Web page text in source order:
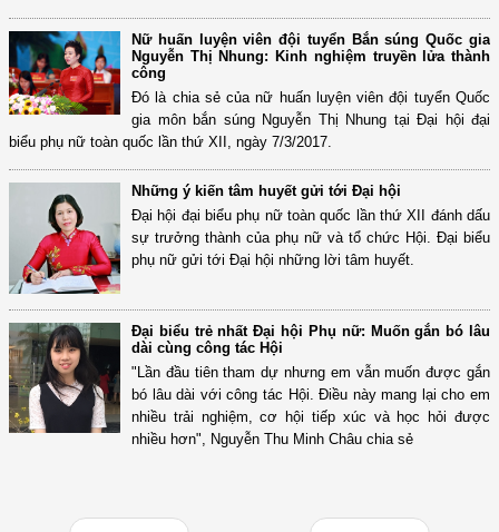
Nữ huấn luyện viên đội tuyển Bắn súng Quốc gia
Nguyễn Thị Nhung: Kinh nghiệm truyền lửa thành
công
Đó là chia sẻ của nữ huấn luyện viên đội tuyển Quốc
gia môn bắn súng Nguyễn Thị Nhung tại Đại hội đại
biểu phụ nữ toàn quốc lần thứ XII, ngày 7/3/2017.
Những ý kiến tâm huyết gửi tới Đại hội
Đại hội đại biểu phụ nữ toàn quốc lần thứ XII đánh dấu
sự trưởng thành của phụ nữ và tổ chức Hội. Đại biểu
phụ nữ gửi tới Đại hội những lời tâm huyết.
Đại biểu trẻ nhất Đại hội Phụ nữ: Muốn gắn bó lâu
dài cùng công tác Hội
"Lần đầu tiên tham dự nhưng em vẫn muốn được gắn
bó lâu dài với công tác Hội. Điều này mang lại cho em
nhiều trải nghiệm, cơ hội tiếp xúc và học hỏi được
nhiều hơn", Nguyễn Thu Minh Châu chia sẻ